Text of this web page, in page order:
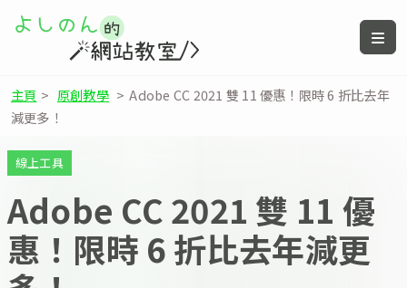
主頁 > 原創教學 > Adobe CC 2021 雙 11 優惠！限時 6 折比去年
減更多！
線上工具
Adobe CC 2021 雙 11 優
惠！限時 6 折比去年減更